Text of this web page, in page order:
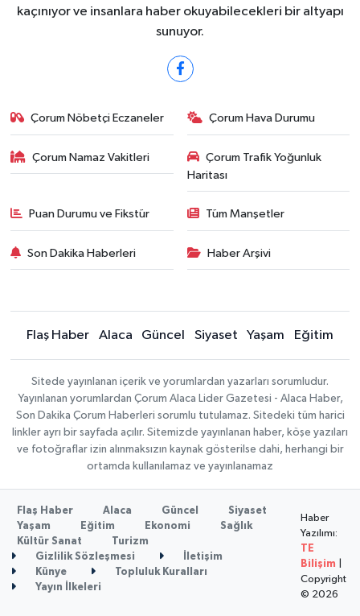
kaçınıyor ve insanlara haber okuyabilecekleri bir altyapı
sunuyor.
Çorum Nöbetçi Eczaneler Çorum Hava Durumu
Çorum Namaz Vakitleri
Çorum Trafik Yoğunluk
Haritası
Puan Durumu ve Fikstür Tüm Manşetler
Son Dakika Haberleri Haber Arşivi
Flaş Haber Alaca Güncel Siyaset Yaşam Eğitim
Sitede yayınlanan içerik ve yorumlardan yazarları sorumludur.
Yayınlanan yorumlardan Çorum Alaca Lider Gazetesi - Alaca Haber,
Son Dakika Çorum Haberleri sorumlu tutulamaz. Sitedeki tüm harici
linkler ayrı bir sayfada açılır. Sitemizde yayınlanan haber, köşe yazıları
ve fotoğraflar izin alınmaksızın kaynak gösterilse dahi, herhangi bir
ortamda kullanılamaz ve yayınlanamaz
Flaş Haber Alaca Güncel
Siyaset
Yaşam
Eğitim Ekonomi
Sağlık
Kültür Sanat
Turizm
Gizlilik Sözleşmesi
İletişim
Künye
Topluluk Kuralları
Yayın İlkeleri
Haber
Yazılımı:
TE
Bilişim
Copyright
© 2026